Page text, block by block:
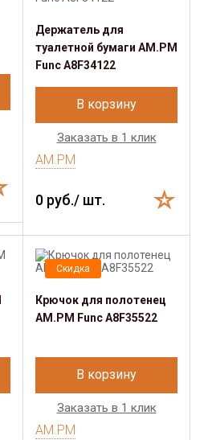
Держатель для
туалетной бумаги AM.PM
Func A8F34122
В корзину
Заказать в 1 клик
AM.PM
0 руб./ шт.
Скидка
Крючок для полотенец
AM.PM Func A8F35522
В корзину
Заказать в 1 клик
AM.PM